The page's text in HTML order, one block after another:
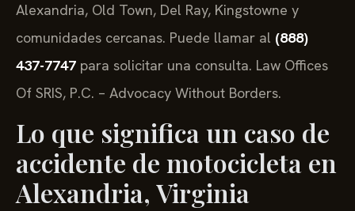
Alexandria, Old Town, Del Ray, Kingstowne y
comunidades cercanas. Puede llamar al (888)
437-7747 para solicitar una consulta. Law Offices
Of SRIS, P.C. – Advocacy Without Borders.
Lo que significa un caso de
accidente de motocicleta en
Alexandria, Virginia